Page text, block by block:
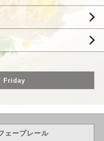
Friday
ェープレール